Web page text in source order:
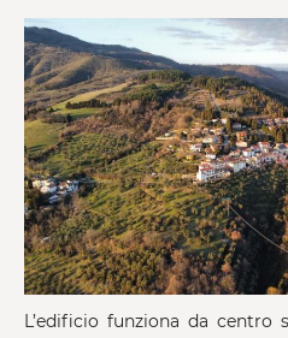
L’edificio funziona da